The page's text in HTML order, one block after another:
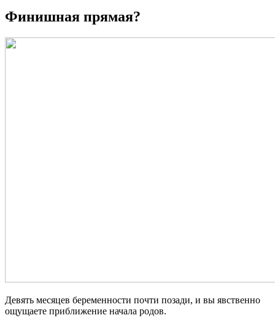
Финишная прямая?
Девять месяцев беременности почти позади, и вы явственно
ощущаете приближение начала родов.